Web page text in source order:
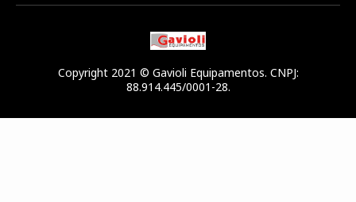
Copyright 2021 © Gavioli Equipamentos. CNPJ:
88.914.445/0001-28.